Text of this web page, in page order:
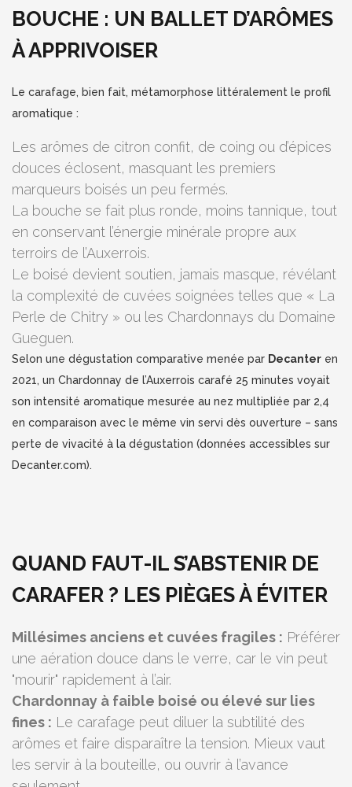
BOUCHE : UN BALLET D’ARÔMES
À APPRIVOISER
Le carafage, bien fait, métamorphose littéralement le profil
aromatique :
Les arômes de citron confit, de coing ou d’épices
douces éclosent, masquant les premiers
marqueurs boisés un peu fermés.
La bouche se fait plus ronde, moins tannique, tout
en conservant l’énergie minérale propre aux
terroirs de l’Auxerrois.
Le boisé devient soutien, jamais masque, révélant
la complexité de cuvées soignées telles que « La
Perle de Chitry » ou les Chardonnays du Domaine
Gueguen.
Selon une dégustation comparative menée par Decanter en
2021, un Chardonnay de l’Auxerrois carafé 25 minutes voyait
son intensité aromatique mesurée au nez multipliée par 2,4
en comparaison avec le même vin servi dès ouverture – sans
perte de vivacité à la dégustation (données accessibles sur
Decanter.com).
QUAND FAUT-IL S’ABSTENIR DE
CARAFER ? LES PIÈGES À ÉVITER
Millésimes anciens et cuvées fragiles : Préférer
une aération douce dans le verre, car le vin peut
"mourir" rapidement à l’air.
Chardonnay à faible boisé ou élevé sur lies
fines : Le carafage peut diluer la subtilité des
arômes et faire disparaître la tension. Mieux vaut
les servir à la bouteille, ou ouvrir à l’avance